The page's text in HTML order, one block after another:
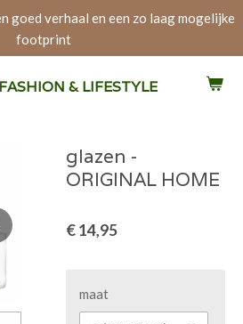
& LIFESTYLE
goed verhaal en een zo laag mogelijke
footprint
glazen -
ORIGINAL HOME
€ 14,95
maat